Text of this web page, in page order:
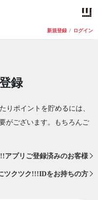
新規登録 / ログイン
録
りポイントを貯めるには、
がございます。もちろんご
アプリご登録済みのお客様
ツクツク!!!IDをお持ちの方